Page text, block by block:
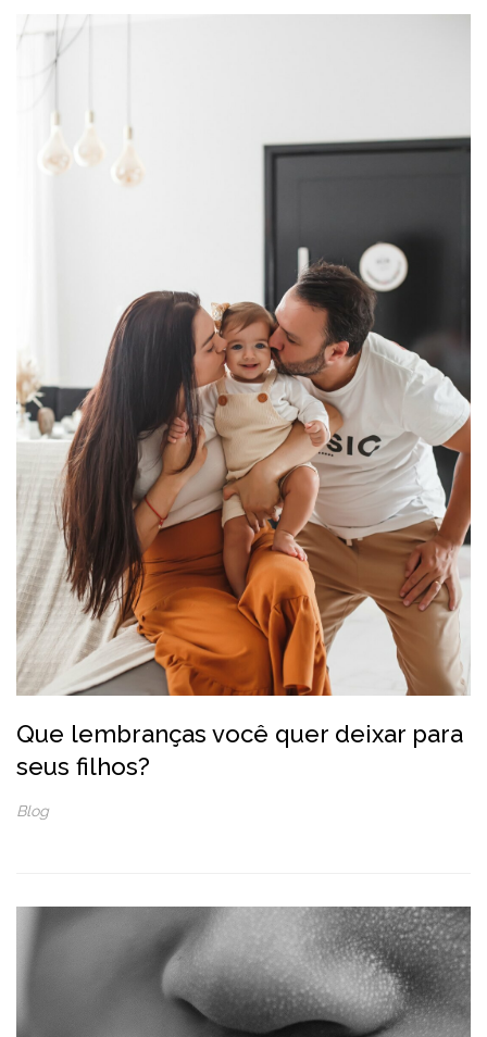
Que lembranças você quer deixar para
seus filhos?
Blog